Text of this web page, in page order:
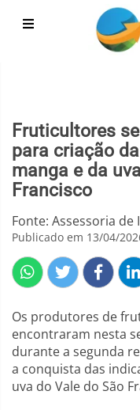
Fruticultores
para criação
manga e da
Francisco
Fonte: Assessoria de
Publicado em 13/04/
Os produtores de
encontraram nesta
durante a segunda
a conquista das
uva do Vale do São